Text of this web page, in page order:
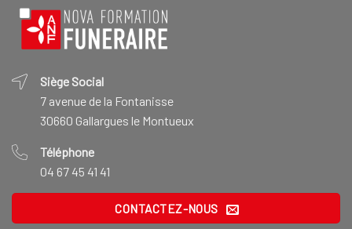
Siège Social
7 avenue de la Fontanisse
30660 Gallargues le Montueux
Téléphone
04 67 45 41 41
CONTACTEZ-NOUS